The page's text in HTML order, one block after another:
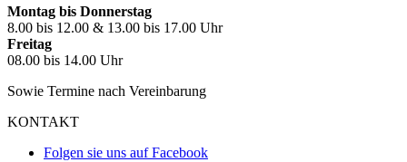
Montag bis Donnerstag
8.00 bis 12.00 & 13.00 bis 17.00 Uhr
Freitag
08.00 bis 14.00 Uhr
Sowie Termine nach Vereinbarung
KONTAKT
Folgen sie uns auf Facebook